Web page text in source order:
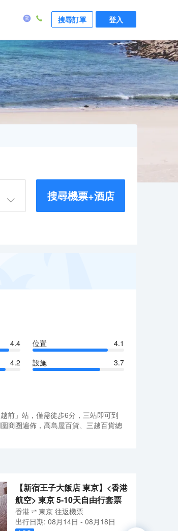
搜尋訂單 登入
搜尋機票+酒店
4.4 位置
4.1
4.2 設施 3.7
前」站，僅需徒歩6分，三站即可到
商圈遍佈，高島屋百貨、三越百貨總
【新宿王子大飯店 東京】<香港
航空> 東京 5-10天自由行套票
香港 東京 往返機票
出行日期: 08月14日 - 08月18日